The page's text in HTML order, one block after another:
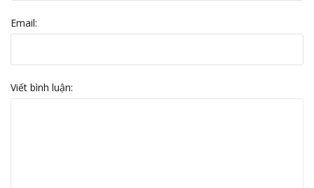
Email:
Viết bình luận: